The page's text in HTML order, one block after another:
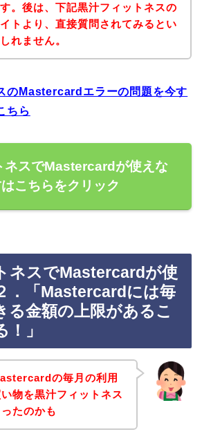
。後は、下記黒汁フィットネスの
トより、直接質問されてみるとい
れません。
のMastercardエラーの問題を今す
ちら
ネスでMastercardが使えな
こちらをクリック
ネスでMastercardが使
．「Mastercardには毎
る金額の上限があるこ
」
の毎月の利用
い物を黒汁フィットネス
たのかも